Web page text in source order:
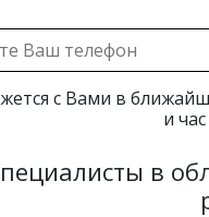
с Вами в
и
в